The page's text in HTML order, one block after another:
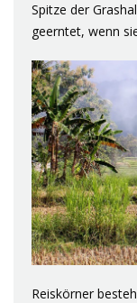
Spitze der
geerntet, wenn
Reiskörner